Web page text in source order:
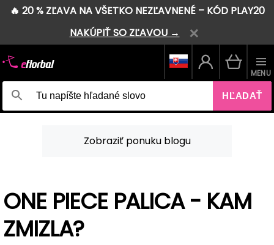
🔥 20 % ZĽAVA NA VŠETKO NEZĽAVNENÉ – KÓD PLAY20
NAKÚPIŤ SO ZĽAVOU →
HĽADAŤ
MENU
Zobraziť ponuku blogu
ONE PIECE PALICA - KAM
ZMIZLA?